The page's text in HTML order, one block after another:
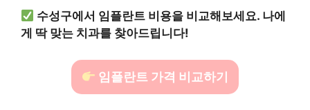
수성구에서 임플란트 비용을 비교해보세요. 나에
게 딱 맞는 치과를 찾아드립니다!
임플란트 가격 비교하기